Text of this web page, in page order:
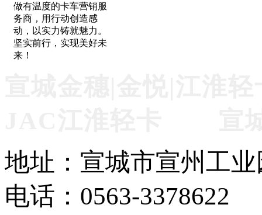
做有温度的卡车营销服
务商，用行动创造感
动，以实力铸就魅力。
坚实前行，实现美好未
来！
地址：宣城市宣州工
电话：0563-3378622